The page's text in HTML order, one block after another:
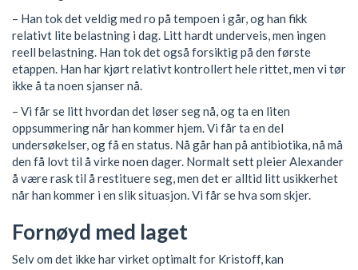
– Han tok det veldig med ro på tempoen i går, og han fikk
relativt lite belastning i dag. Litt hardt underveis, men ingen
reell belastning. Han tok det også forsiktig på den første
etappen. Han har kjørt relativt kontrollert hele rittet, men vi tør
ikke å ta noen sjanser nå.
– Vi får se litt hvordan det løser seg nå, og ta en liten
oppsummering når han kommer hjem. Vi får ta en del
undersøkelser, og få en status. Nå går han på antibiotika, nå må
den få lovt til å virke noen dager. Normalt sett pleier Alexander
å være rask til å restituere seg, men det er alltid litt usikkerhet
når han kommer i en slik situasjon. Vi får se hva som skjer.
Fornøyd med laget
Selv om det ikke har virket optimalt for Kristoff, kan